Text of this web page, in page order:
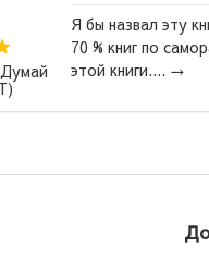
Иван Тургенев: Отцы и
и